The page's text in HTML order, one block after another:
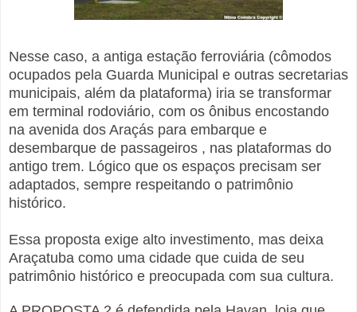
Nesse caso, a antiga estação ferroviária (cômodos
ocupados pela Guarda Municipal e outras secretarias
municipais, além da plataforma) iria se transformar
em terminal rodoviário, com os ônibus encostando
na avenida dos Araçás para embarque e
desembarque de passageiros , nas plataformas do
antigo trem. Lógico que os espaços precisam ser
adaptados, sempre respeitando o patrimônio
histórico.
Essa proposta exige alto investimento, mas deixa
Araçatuba como uma cidade que cuida de seu
patrimônio histórico e preocupada com sua cultura.